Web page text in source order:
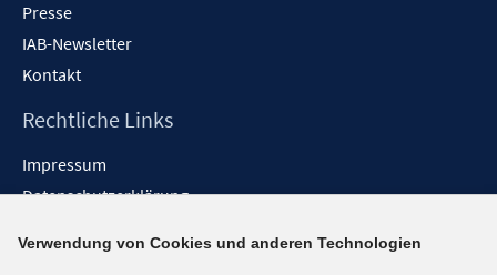
Presse
IAB-Newsletter
Kontakt
Rechtliche Links
Impressum
Datenschutzerklärung
Barrieren melden
Verwendung von Cookies und anderen Technologien